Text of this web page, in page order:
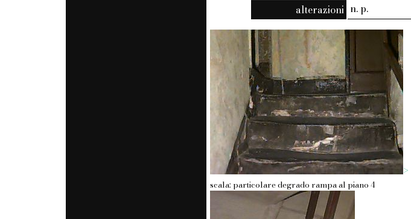
alterazioni n. p.
>
scala: particolare degrado rampa al piano 4